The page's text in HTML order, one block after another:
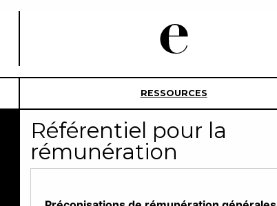
RESSOURCES
Référentiel pour la
rémunération